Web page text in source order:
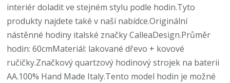
interiér doladit ve stejném stylu podle hodin.Tyto
produkty najdete také v naší nabídce.Originální
nástěnné hodiny italské značky CalleaDesign.Průměr
hodin: 60cmMateriál: lakované dřevo + kovové
ručičky.Značkový quartzový hodinový strojek na baterii
AA.100% Hand Made Italy.Tento model hodin je možné